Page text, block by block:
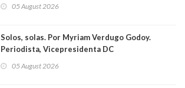
05 August 2026
Solos, solas. Por Myriam Verdugo Godoy.
Periodista, Vicepresidenta DC
05 August 2026